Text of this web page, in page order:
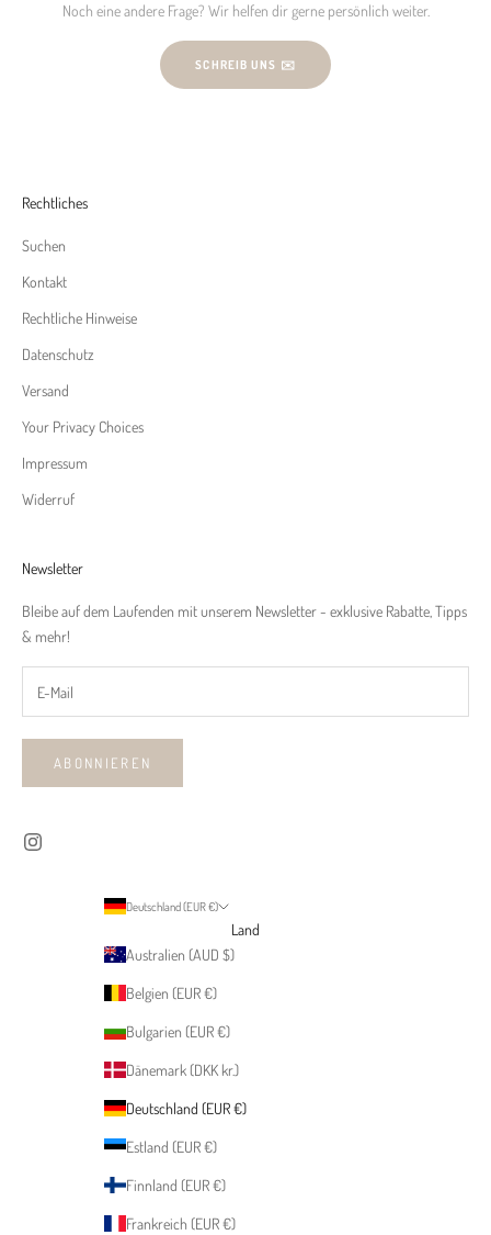
Noch eine andere Frage? Wir helfen dir gerne persönlich weiter.
SCHREIB UNS ✉️
Rechtliches
Suchen
Kontakt
Rechtliche Hinweise
Datenschutz
Versand
Your Privacy Choices
Impressum
Widerruf
Newsletter
Bleibe auf dem Laufenden mit unserem Newsletter - exklusive Rabatte, Tipps
& mehr!
ABONNIEREN
Deutschland (EUR €)
Land
Australien (AUD $)
Belgien (EUR €)
Bulgarien (EUR €)
Dänemark (DKK kr.)
Deutschland (EUR €)
Estland (EUR €)
Finnland (EUR €)
Frankreich (EUR €)